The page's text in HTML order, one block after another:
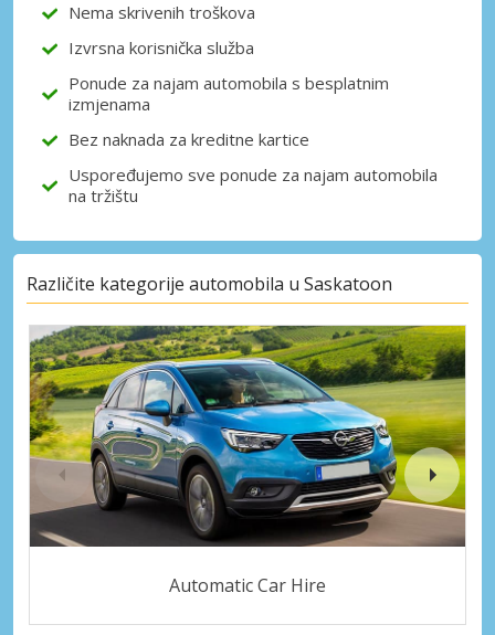
Nema skrivenih troškova
Izvrsna korisnička služba
Ponude za najam automobila s besplatnim
izmjenama
Bez naknada za kreditne kartice
Uspoređujemo sve ponude za najam automobila
na tržištu
Različite kategorije automobila u Saskatoon
Automatic Car Hire